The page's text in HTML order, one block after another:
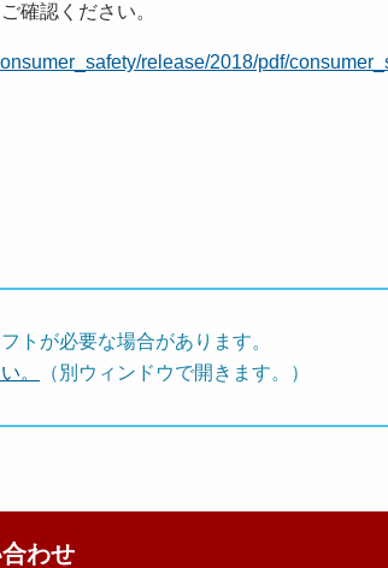
確認ください。
release/2018/pdf/
トが必要な場合があります。
。
（別ウィンドウで開きます。）
わせ